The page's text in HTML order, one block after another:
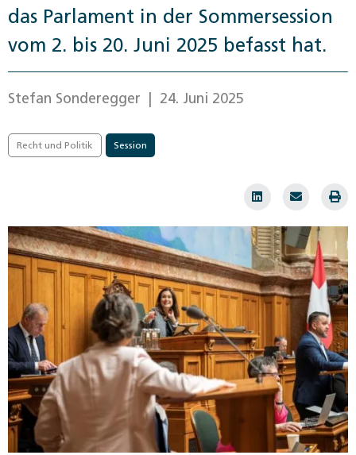
das Parlament in der Sommersession
vom 2. bis 20. Juni 2025 befasst hat.
Stefan Sonderegger | 24. Juni 2025
Recht und Politik Session